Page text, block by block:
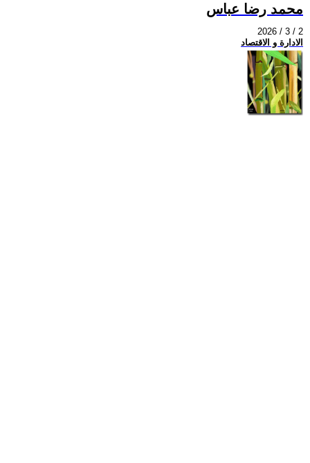
محمد رضا عباس
2026 / 3 / 2
الادارة و الاقتصاد